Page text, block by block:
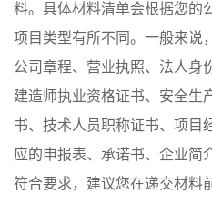
料。具体材料清单会根据您的
项目类型有所不同。一般来说
公司章程、营业执照、法人身
建造师执业资格证书、安全生
书、技术人员职称证书、项目
应的申报表、承诺书、企业简
符合要求，建议您在递交材料